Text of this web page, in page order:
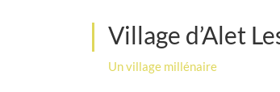
Village d’Alet
Un village millénaire